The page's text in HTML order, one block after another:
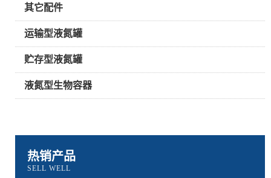
其它配件
运输型液氮罐
贮存型液氮罐
液氮型生物容器
热销产品
SELL WELL